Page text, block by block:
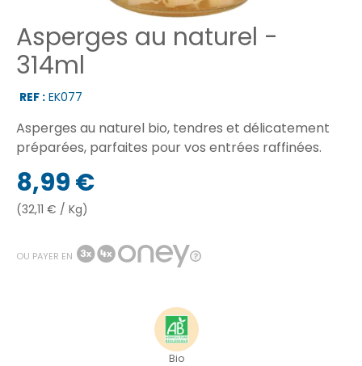
Asperges au naturel -
314ml
REF : EK077
Asperges au naturel bio, tendres et délicatement
préparées, parfaites pour vos entrées raffinées.
8,99 €
(32,11 € / Kg)
OU PAYER EN
Bio